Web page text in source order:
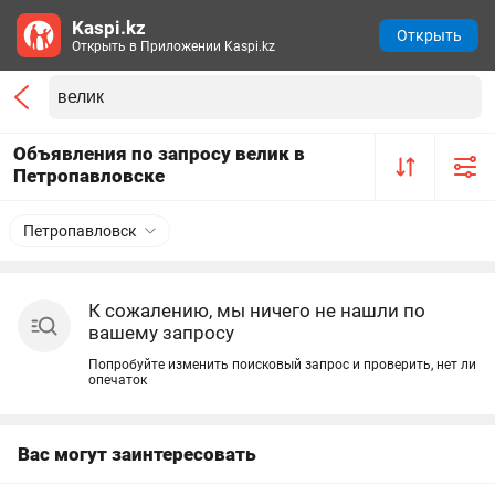
Объявления по запросу велик в
Петропавловске
Петропавловск
К сожалению, мы ничего не нашли по
вашему запросу
Попробуйте изменить поисковый запрос и проверить, нет ли
опечаток
Вас могут заинтересовать
Kaspi.kz
Открыть в Приложении Kaspi.kz
Открыть